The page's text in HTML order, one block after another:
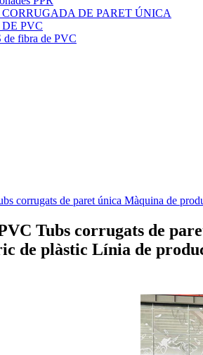
DE PARET ÚNICA
PVC
fibra de PVC
corrugats de paret única Màquina de
Tubs corrugats de
de plàstic Línia de